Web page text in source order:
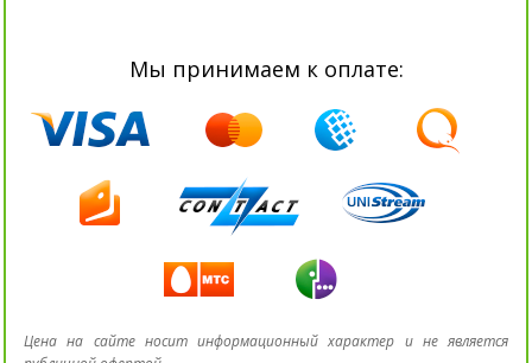
Мы принимаем к оплате:
Цена на сайте носит информационный характер и не является